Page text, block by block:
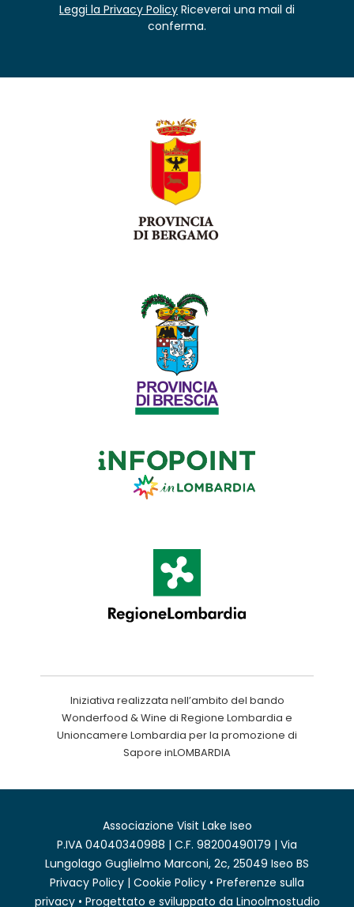
Leggi la Privacy Policy Riceverai una mail di
conferma.
Iniziativa realizzata nell’ambito del bando
Wonderfood & Wine di Regione Lombardia e
Unioncamere Lombardia per la promozione di
Sapore inLOMBARDIA
Associazione Visit Lake Iseo
P.IVA 04040340988 | C.F. 98200490179 | Via
Lungolago Guglielmo Marconi, 2c, 25049 Iseo BS
Privacy Policy | Cookie Policy • Preferenze sulla
privacy• Progettato e sviluppato da Linoolmostudio